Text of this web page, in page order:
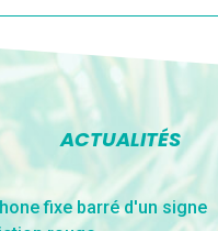
ACTUALITÉS